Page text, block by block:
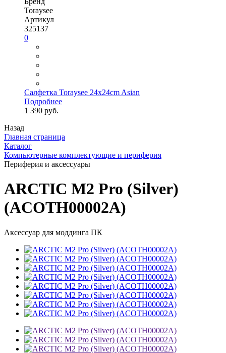
Toraysee
Артикул
325137
0
Салфетка Toraysee 24x24cm Asian
Подробнее
1 390 руб.
Назад
Главная страница
Каталог
Компьютерные комплектующие и периферия
Периферия и аксессуары
ARCTIC M2 Pro (Silver)
(ACOTH00002A)
Аксессуар для моддинга ПК